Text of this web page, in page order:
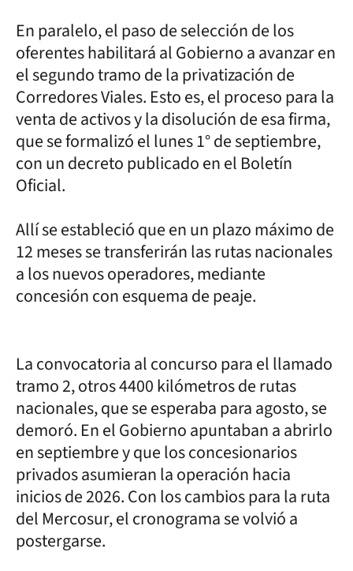
En paralelo, el paso de selección de los
oferentes habilitará al Gobierno a avanzar en
el segundo tramo de la privatización de
Corredores Viales. Esto es, el proceso para la
venta de activos y la disolución de esa firma,
que se formalizó el lunes 1° de septiembre,
con un decreto publicado en el Boletín
Oficial.
Allí se estableció que en un plazo máximo de
12 meses se transferirán las rutas nacionales
a los nuevos operadores, mediante
concesión con esquema de peaje.
La convocatoria al concurso para el llamado
tramo 2, otros 4400 kilómetros de rutas
nacionales, que se esperaba para agosto, se
demoró. En el Gobierno apuntaban a abrirlo
en septiembre y que los concesionarios
privados asumieran la operación hacia
inicios de 2026. Con los cambios para la ruta
del Mercosur, el cronograma se volvió a
postergarse.